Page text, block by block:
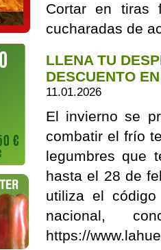
Cortar en tiras
cucharadas de
LLENA TU
DESCUENTO
11.01.2026
El invierno se
combatir el frío
legumbres que
hasta el 28 de
utiliza el código
nacional,
https://